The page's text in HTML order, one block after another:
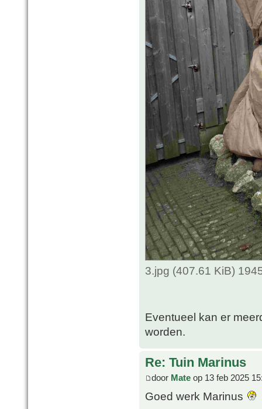
3.jpg (407.61 KiB)
Eventueel kan er
worden.
Re: Tuin Marinus
door Mate op 13 feb 2025
Goed werk Marinus